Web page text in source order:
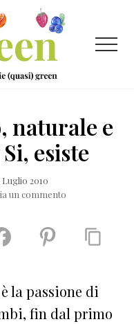
Menu
naturale e
esiste
Luglio 2010
un commento
la passione di
fin dal primo